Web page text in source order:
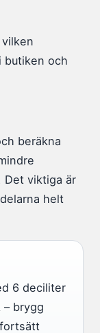
butiken och
beräkna
Det viktiga är
helt
6 deciliter
brygg